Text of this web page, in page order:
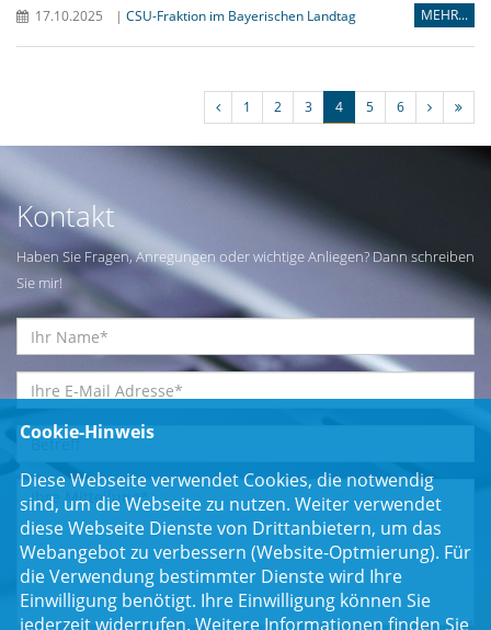
17.10.2025 | CSU-Fraktion im Bayerischen Landtag MEHR...
1 2 3 4 5 6
Kontakt
Haben Sie Fragen, Anregungen oder wichtige Anliegen? Dann schreiben
Sie mir!
Cookie-Hinweis
Diese Webseite verwendet Cookies, die notwendig
sind, um die Webseite zu nutzen. Weiter verwendet
diese Webseite Dienste von Drittanbietern, um das
Webangebot zu verbessern (Website-Optmierung). Für
die Verwendung bestimmter Dienste wird Ihre
Einwilligung benötigt. Ihre Einwilligung können Sie
jederzeit widerrufen. Weitere Informationen finden Sie